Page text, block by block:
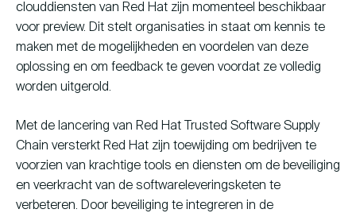
clouddiensten van Red Hat zijn momenteel beschikbaar
voor preview. Dit stelt organisaties in staat om kennis te
maken met de mogelijkheden en voordelen van deze
oplossing en om feedback te geven voordat ze volledig
worden uitgerold.
Met de lancering van Red Hat Trusted Software Supply
Chain versterkt Red Hat zijn toewijding om bedrijven te
voorzien van krachtige tools en diensten om de beveiliging
en veerkracht van de softwareleveringsketen te
verbeteren. Door beveiliging te integreren in de